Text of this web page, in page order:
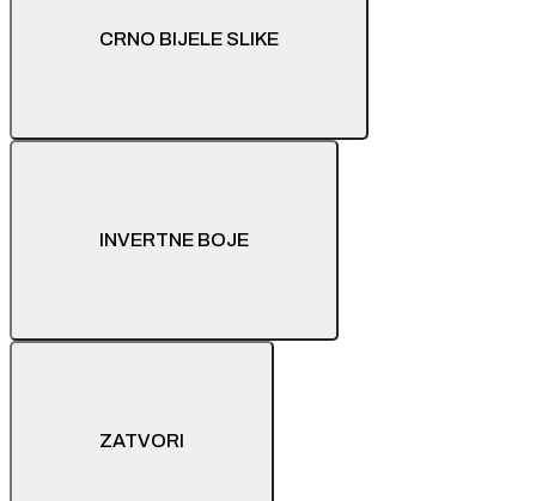
CRNO BIJELE SLIKE
INVERTNE BOJE
ZATVORI